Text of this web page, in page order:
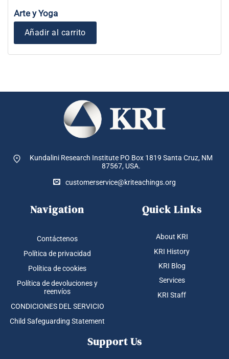
Arte y Yoga
Añadir al carrito
Kundalini Research Institute PO Box 1819 Santa Cruz, NM
87567, USA.
customerservice@kriteachings.org
Navigation
Contáctenos
Política de privacidad
Política de cookies
Política de devoluciones y
reenvíos
CONDICIONES DEL SERVICIO
Child Safeguarding Statement
Quick Links
About KRI
KRI History
KRI Blog
Services
KRI Staff
Support Us